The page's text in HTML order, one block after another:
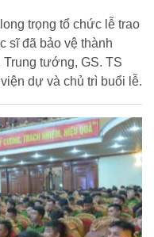
trọng tổ chức lễ trao
sĩ đã bảo vệ thành
tướng, GS. TS
dự và chủ trì buổi lễ.